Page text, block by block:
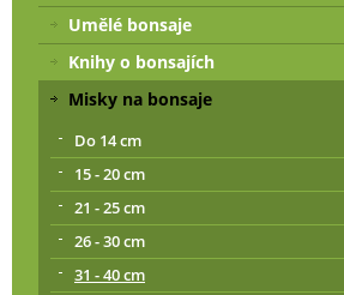
Umělé bonsaje
Knihy o bonsajích
Misky na bonsaje
Do 14 cm
15 - 20 cm
21 - 25 cm
26 - 30 cm
31 - 40 cm